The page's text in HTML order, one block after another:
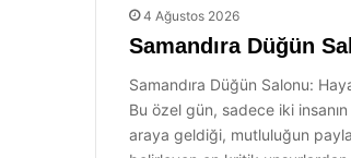
4 Ağustos 2026
Samandıra Düğün
Samandıra Düğün Salonu:
Bu özel gün, sadece iki
araya geldiği, mutluluğun